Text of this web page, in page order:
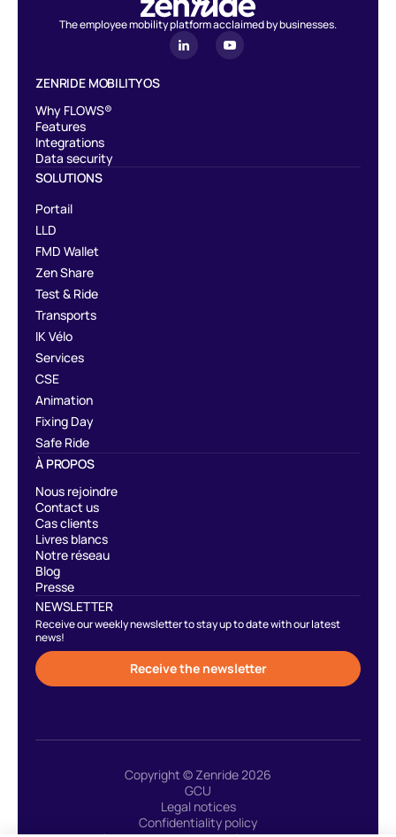
The employee mobility platform acclaimed by businesses.
ZENRIDE MOBILITY OS
Why FLOWS®
Features
Integrations
Data security
SOLUTIONS
Portail
LLD
FMD Wallet
Zen Share
Test & Ride
Transports
IK Vélo
Services
CSE
Animation
Fixing Day
Safe Ride
À PROPOS
Nous rejoindre
Contact us
Cas clients
Livres blancs
Notre réseau
Blog
Presse
NEWSLETTER
Receive our weekly newsletter to stay up to date with our latest
news!
Receive the newsletter
Copyright © Zenride 2026
GCU
Legal notices
Confidentiality policy